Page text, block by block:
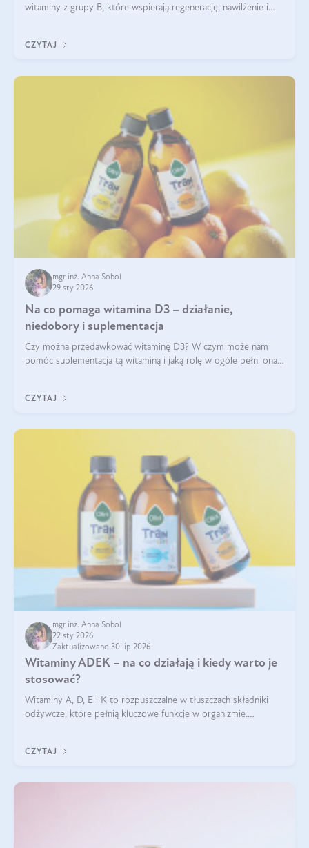
witaminy z grupy B, które wspierają regenerację, nawilżenie i
CZYTAJ
mgr inż. Anna Sobol
29 sty 2026
Na co pomaga witamina D3 – działanie,
niedobory i suplementacja
Czy można przedawkować witaminę D3? W czym może nam
pomóc suplementacja tą witaminą i jaką rolę w ogóle pełni ona
robić?
CZYTAJ
mgr inż. Anna Sobol
22 sty 2026
Zaktualizowano 30 lip 2026
Witaminy ADEK – na co działają i kiedy warto je
stosować?
Witaminy A, D, E i K to rozpuszczalne w tłuszczach składniki
odżywcze, które pełnią kluczowe funkcje w organizmie.
CZYTAJ